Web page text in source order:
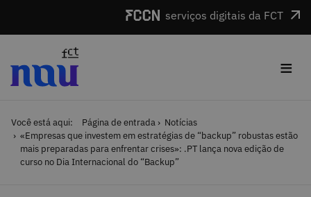
serviços digitais da FCT
≡
Você está aqui: Página de entrada
Notícias
«Empresas que investem em estratégias de “backup” robustas estão
mais preparadas para enfrentar crises»: .PT lança nova edição de
curso no Dia Internacional do “Backup”